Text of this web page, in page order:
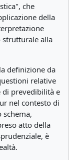
che
della
alla
definizione da
relative
di prevedibilità e
nel contesto di
atto della
è